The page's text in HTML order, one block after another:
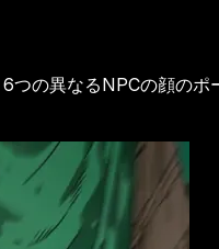
の異なるNPCの顔の